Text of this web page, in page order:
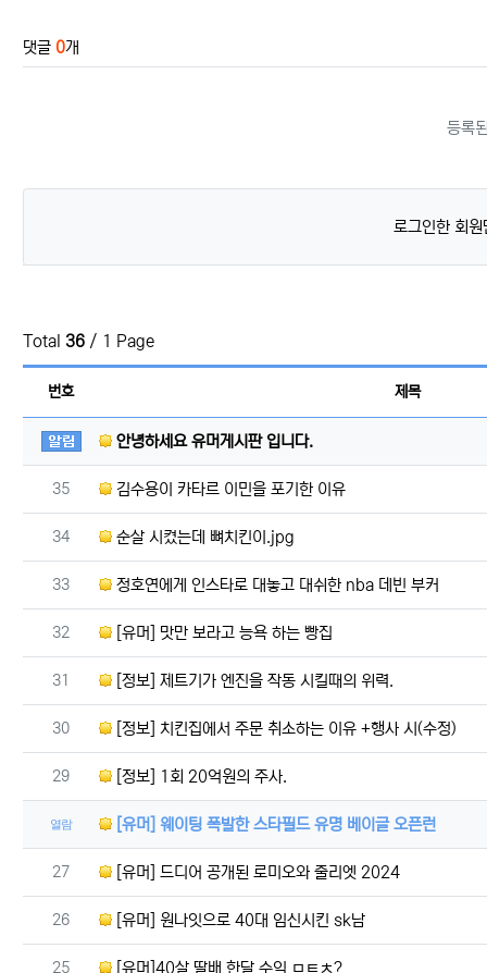
댓글 0개
등록
로그인한 회
Total 36 / 1 Page
번호 제목
공지사항안녕하세요 유머게시판 입니다.
번호
35 김수용이 카타르 이민을 포기한 이유
번호
34 순살 시켰는데 뼈치킨이.jpg
번호
33 정호연에게 인스타로 대놓고 대쉬한 nba 데빈 부커
번호
32 [유머] 맛만 보라고 능욕 하는 빵집
번호
31 [정보] 제트기가 엔진을 작동 시킬때의 위력.
번호
30 [정보] 치킨집에서 주문 취소하는 이유 +행사 시(수정)
번호
29 [정보] 1회 20억원의 주사.
열람 [유머] 웨이팅 폭발한 스타필드 유명 베이글 오픈런
번호
27 [유머] 드디어 공개된 로미오와 줄리엣 2024
번호
26 [유머] 원나잇으로 40대 임신시킨 sk남
번호
25 [유머]40살 딸배 한달 수익 ㅁㅌㅊ?